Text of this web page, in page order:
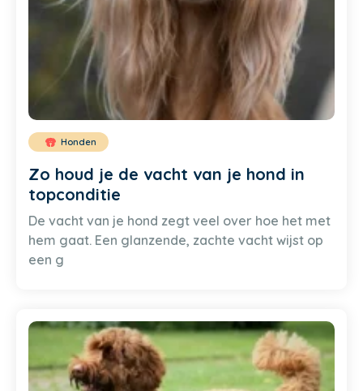
Honden
Zo houd je de vacht van je hond in
topconditie
De vacht van je hond zegt veel over hoe het met
hem gaat. Een glanzende, zachte vacht wijst op
een g